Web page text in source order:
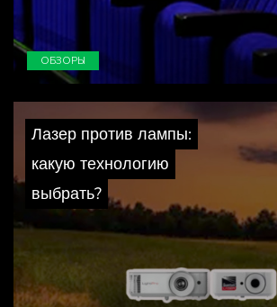
ОБЗОРЫ
Лазер против лампы:
какую технологию
выбрать?